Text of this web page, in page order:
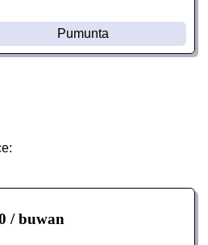
Pumunta
/ buwan